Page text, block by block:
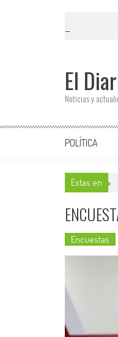
El
Noticias y
POLÍTICA
Estas en
Encuestas